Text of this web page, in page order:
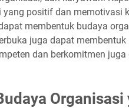
positif dan memotivasi
membentuk budaya
juga dapat
dan berkomitmen
Organisasi